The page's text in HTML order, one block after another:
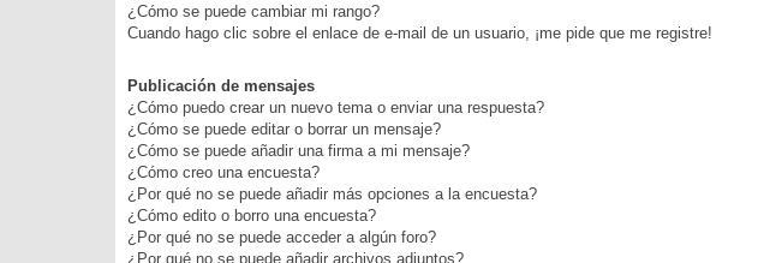
¿Cómo se puede cambiar mi rango?
Cuando hago clic sobre el enlace de e-mail de un usuario, ¡me pide que me registre!
Publicación de mensajes
¿Cómo puedo crear un nuevo tema o enviar una respuesta?
¿Cómo se puede editar o borrar un mensaje?
¿Cómo se puede añadir una firma a mi mensaje?
¿Cómo creo una encuesta?
¿Por qué no se puede añadir más opciones a la encuesta?
¿Cómo edito o borro una encuesta?
¿Por qué no se puede acceder a algún foro?
¿Por qué no se puede añadir archivos adjuntos?